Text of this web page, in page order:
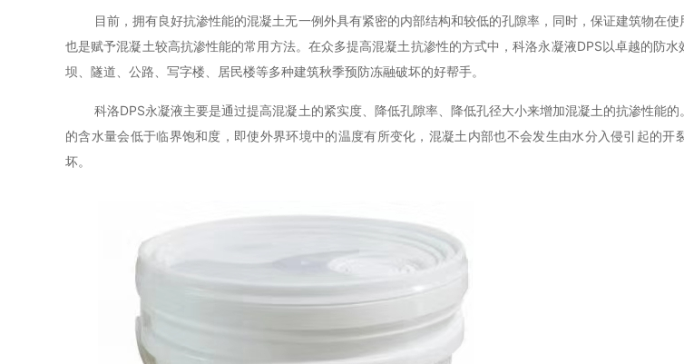
目前，拥有良好抗渗性能的混凝土无一例外具有紧密的内部结构和较低的孔隙率，同时，保证建筑物在
也是赋予混凝土较高抗渗性能的常用方法。在众多提高混凝土抗渗性的方式中，科洛永凝液DPS以卓越的防水
坝、隧道、公路、写字楼、居民楼等多种建筑秋季预防冻融破坏的好帮手。
科洛DPS永凝液主要是通过提高混凝土的紧实度、降低孔隙率、降低孔径大小来增加混凝土的抗渗性能
的含水量会低于临界饱和度，即使外界环境中的温度有所变化，混凝土内部也不会发生由水分入侵引起的开
坏。